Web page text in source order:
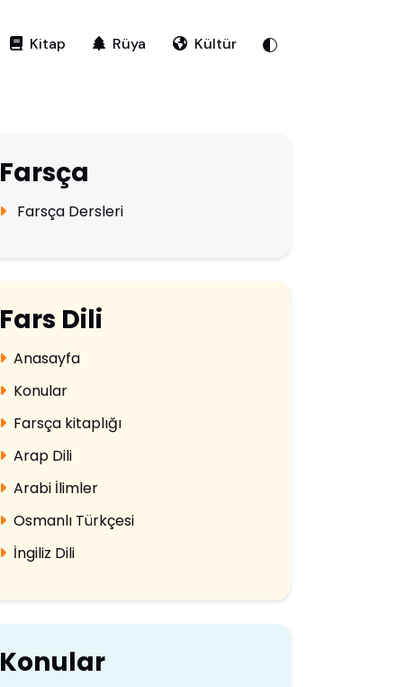
Kitap Rüya Kültür
Farsça
Farsça Dersleri
Fars Dili
Anasayfa
Konular
Farsça kitaplığı
Arap Dili
Arabi İlimler
Osmanlı Türkçesi
İngiliz Dili
Konular